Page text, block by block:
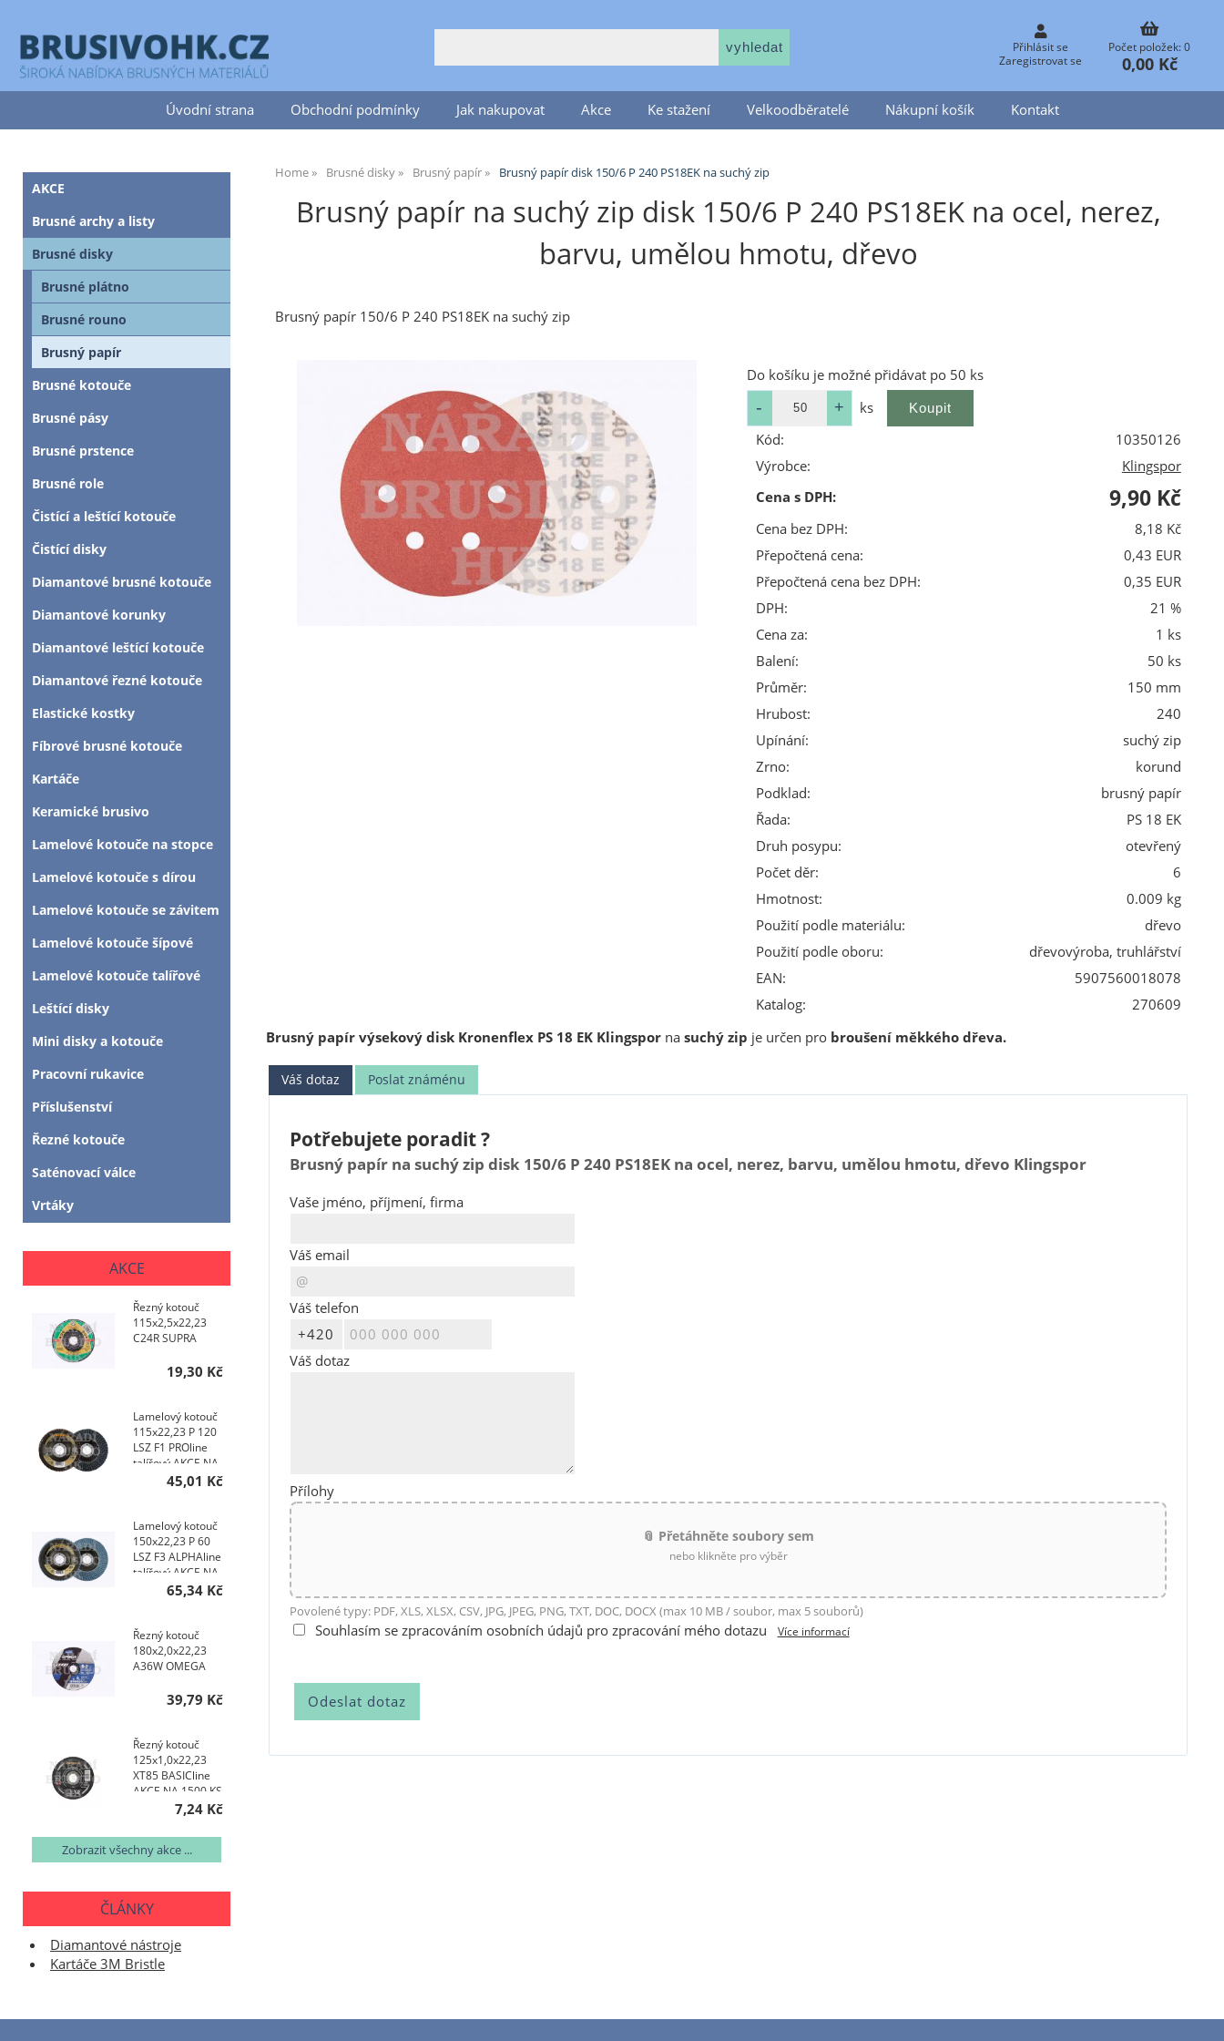
Přihlásit se
Zaregistrovat se
Počet položek: 0
0,00 Kč
Úvodní strana Obchodní podmínky Jak nakupovat Akce Ke stažení Velkoodběratelé Nákupní košík Kontakt
Home Brusné disky Brusný papír Brusný papír disk 150/6 P 240 PS18EK na suchý zip
Brusný papír na suchý zip disk 150/6 P 240 PS18EK na ocel, nerez,
barvu, umělou hmotu, dřevo
Brusný papír 150/6 P 240 PS18EK na suchý zip
Do košíku je možné přidávat po 50 ks
ks
Kód:
10350126
Výrobce:
Klingspor
Cena s DPH:
9,90 Kč
Cena bez DPH:
8,18 Kč
Přepočtená cena:
0,43 EUR
Přepočtená cena bez DPH:
0,35 EUR
DPH:
21 %
Cena za:
1 ks
Balení:
50 ks
Průměr:
150 mm
Hrubost:
240
Upínání:
suchý zip
Zrno:
korund
Podklad:
brusný papír
Řada:
PS 18 EK
Druh posypu:
otevřený
Počet děr:
6
Hmotnost:
0.009 kg
Použití podle materiálu:
dřevo
Použití podle oboru:
dřevovýroba, truhlářství
EAN:
5907560018078
Katalog:
270609
Brusný papír výsekový disk Kronenflex PS 18 EK Klingspor nasuchý zip je určen pro broušení měkkého dřeva.
Váš dotaz Poslat známénu
Potřebujete poradit ?
Brusný papír na suchý zip disk 150/6 P 240 PS18EK na ocel, nerez, barvu, umělou hmotu, dřevo Klingspor
Vaše jméno, příjmení, firma
Váš email
Váš telefon
Váš dotaz
Přílohy
📎 Přetáhněte soubory sem
nebo klikněte pro výběr
Povolené typy: PDF, XLS, XLSX, CSV, JPG, JPEG, PNG, TXT, DOC, DOCX (max 10 MB / soubor, max 5 souborů)
Souhlasím se zpracováním osobních údajů pro zpracování mého dotazu Více informací
AKCE
Brusné archy a listy
Brusné disky
Brusné plátno
Brusné rouno
Brusný papír
Brusné kotouče
Brusné pásy
Brusné prstence
Brusné role
Čistící a leštící kotouče
Čistící disky
Diamantové brusné kotouče
Diamantové korunky
Diamantové leštící kotouče
Diamantové řezné kotouče
Elastické kostky
Fíbrové brusné kotouče
Kartáče
Keramické brusivo
Lamelové kotouče na stopce
Lamelové kotouče s dírou
Lamelové kotouče se závitem
Lamelové kotouče šípové
Lamelové kotouče talířové
Leštící disky
Mini disky a kotouče
Pracovní rukavice
Příslušenství
Řezné kotouče
Saténovací válce
Vrtáky
AKCE
Řezný kotouč
115x2,5x22,23
C24R SUPRA
19,30 Kč
Lamelový kotouč
115x22,23 P 120
LSZ F1 PROline
talířový AKCE NA
200 KS45,01 Kč
Lamelový kotouč
150x22,23 P 60
LSZ F3 ALPHAline
talířový AKCE NA
400 KS65,34 Kč
Řezný kotouč
180x2,0x22,23
A36W OMEGA
39,79 Kč
Řezný kotouč
125x1,0x22,23
XT85 BASICline
AKCE NA 1500 KS
7,24 Kč
Zobrazit všechny akce ...
ČLÁNKY
Diamantové nástroje
Kartáče 3M Bristle